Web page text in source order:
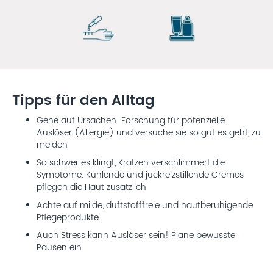
Tipps für den Alltag
Gehe auf Ursachen-Forschung für potenzielle
Auslöser (Allergie) und versuche sie so gut es geht, zu
meiden
So schwer es klingt, Kratzen verschlimmert die
Symptome. Kühlende und juckreizstillende Cremes
pflegen die Haut zusätzlich
Achte auf milde, duftstofffreie und hautberuhigende
Pflegeprodukte
Auch Stress kann Auslöser sein! Plane bewusste
Pausen ein